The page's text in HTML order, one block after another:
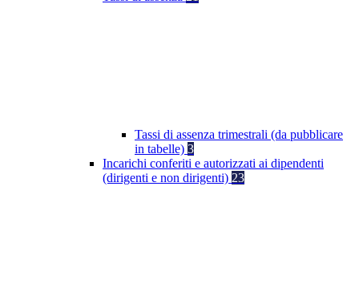
Tassi di assenza trimestrali (da pubblicare
in tabelle) 3
Incarichi conferiti e autorizzati ai dipendenti
(dirigenti e non dirigenti) 23